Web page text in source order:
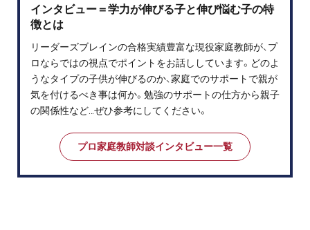
インタビュー＝学力が伸びる子と伸び悩む子の特
徴とは
リーダーズブレインの合格実績豊富な現役家庭教師が、プ
ロならではの視点でポイントをお話ししています。どのよ
うなタイプの子供が伸びるのか、家庭でのサポートで親が
気を付けるべき事は何か。勉強のサポートの仕方から親子
の関係性など…ぜひ参考にしてください。
プロ家庭教師対談インタビュー一覧